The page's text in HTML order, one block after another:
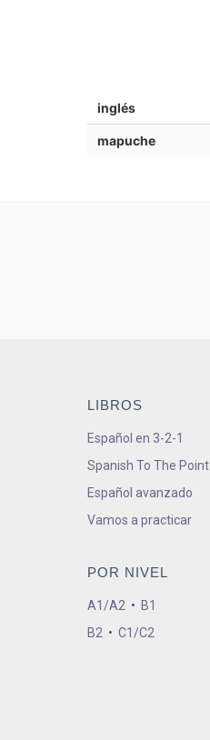
inglés
mapuche
LIBROS
Español en 3-2-1
Spanish To The Point
Español avanzado
Vamos a practicar
POR NIVEL
A1/A2 • B1
B2 • C1/C2